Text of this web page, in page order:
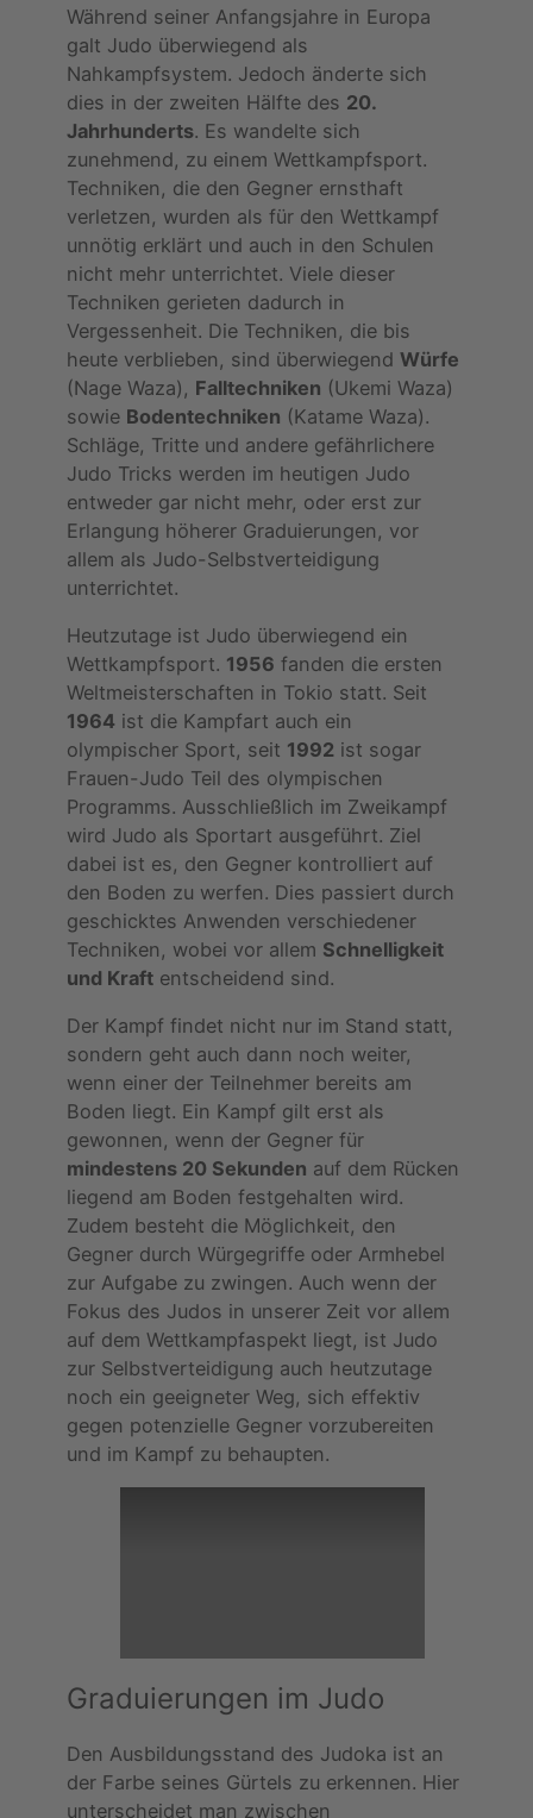
Während seiner Anfangsjahre in Europa
galt Judo überwiegend als
Nahkampfsystem. Jedoch änderte sich
dies in der zweiten Hälfte des 20.
Jahrhunderts. Es wandelte sich
zunehmend, zu einem Wettkampfsport.
Techniken, die den Gegner ernsthaft
verletzen, wurden als für den Wettkampf
unnötig erklärt und auch in den Schulen
nicht mehr unterrichtet. Viele dieser
Techniken gerieten dadurch in
Vergessenheit. Die Techniken, die bis
heute verblieben, sind überwiegend Würfe
(Nage Waza), Falltechniken (Ukemi Waza)
sowie Bodentechniken (Katame Waza).
Schläge, Tritte und andere gefährlichere
Judo Tricks werden im heutigen Judo
entweder gar nicht mehr, oder erst zur
Erlangung höherer Graduierungen, vor
allem als Judo-Selbstverteidigung
unterrichtet.
Heutzutage ist Judo überwiegend ein
Wettkampfsport. 1956 fanden die ersten
Weltmeisterschaften in Tokio statt. Seit
1964 ist die Kampfart auch ein
olympischer Sport, seit 1992 ist sogar
Frauen-Judo Teil des olympischen
Programms. Ausschließlich im Zweikampf
wird Judo als Sportart ausgeführt. Ziel
dabei ist es, den Gegner kontrolliert auf
den Boden zu werfen. Dies passiert durch
geschicktes Anwenden verschiedener
Techniken, wobei vor allem Schnelligkeit
und Kraft entscheidend sind.
Der Kampf findet nicht nur im Stand statt,
sondern geht auch dann noch weiter,
wenn einer der Teilnehmer bereits am
Boden liegt. Ein Kampf gilt erst als
gewonnen, wenn der Gegner für
mindestens 20 Sekunden auf dem Rücken
liegend am Boden festgehalten wird.
Zudem besteht die Möglichkeit, den
Gegner durch Würgegriffe oder Armhebel
zur Aufgabe zu zwingen. Auch wenn der
Fokus des Judos in unserer Zeit vor allem
auf dem Wettkampfaspekt liegt, ist Judo
zur Selbstverteidigung auch heutzutage
noch ein geeigneter Weg, sich effektiv
gegen potenzielle Gegner vorzubereiten
und im Kampf zu behaupten.
Graduierungen im Judo
Den Ausbildungsstand des Judoka ist an
der Farbe seines Gürtels zu erkennen. Hier
unterscheidet man zwischen